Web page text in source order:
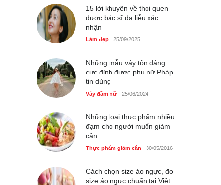
sáng tạo mới của giới trẻ
Thời trang nữ 21/10/2025
15 lời khuyên về thói quen
được bác sĩ da liễu xác
nhận
Làm đẹp 25/09/2025
Những mẫu váy tôn dáng
cực đỉnh được phụ nữ Pháp
tin dùng
Váy đầm nữ 25/06/2024
Những loại thực phẩm nhiều
đạm cho người muốn giảm
cân
Thực phẩm giảm cân 30/05/2016
Cách chọn size áo ngực, đo
size áo ngực chuẩn tại Việt